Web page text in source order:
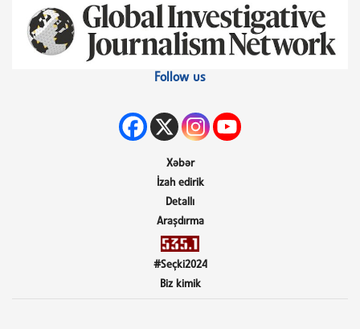
Follow us
Xəbər
İzah edirik
Detallı
Araşdırma
#Seçki2024
Biz kimik